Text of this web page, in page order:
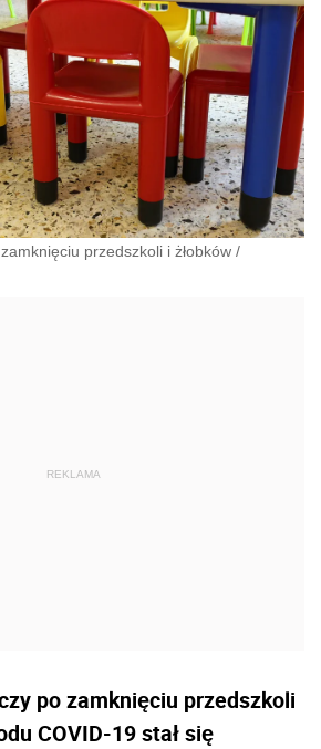
przedszkoli i żłobków /
po zamknięciu przedszkoli
COVID-19 stał się